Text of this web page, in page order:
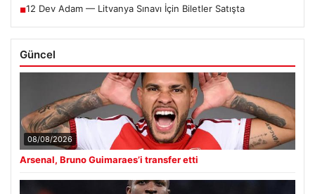
■12 Dev Adam — Litvanya Sınavı İçin Biletler Satışta
Güncel
08/08/2026
Arsenal, Bruno Guimaraes’i transfer etti